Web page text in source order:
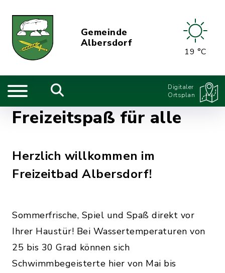
Gemeinde
Albersdorf
19 °C
Digitaler
Ortsplan
Freizeitspaß für alle
Herzlich willkommen im
Freizeitbad Albersdorf!
Sommerfrische, Spiel und Spaß direkt vor
Ihrer Haustür! Bei Wassertemperaturen von
25 bis 30 Grad können sich
Schwimmbegeisterte hier von Mai bis